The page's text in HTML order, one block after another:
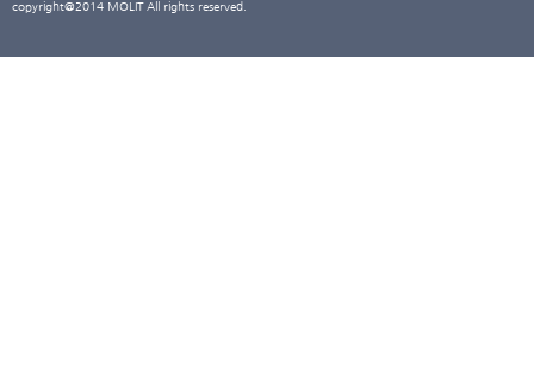
copyright@2014 MOLIT All rights reserved.